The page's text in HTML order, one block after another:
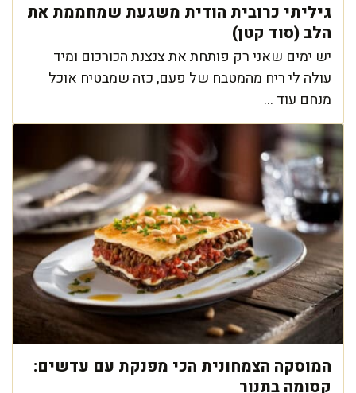
גיליתי כרובית הודית משגעת שמחממת את
הלב (סוד קטן)
יש ימים שאני רק פותחת את צנצנת הכורכום ומיד
עולה לי ריח מהמטבח של פעם, כזה שמבטיח אוכל
מנחם עוד ...
המוסקה הצמחונית הכי מפנקת עם עדשים:
קסומה בתנור